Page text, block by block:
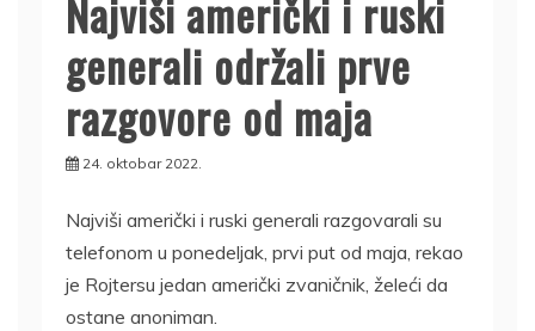
Najviši američki i ruski
generali održali prve
razgovore od maja
24. oktobar 2022.
Najviši američki i ruski generali razgovarali su
telefonom u ponedeljak, prvi put od maja, rekao
je Rojtersu jedan američki zvaničnik, želeći da
ostane anoniman.